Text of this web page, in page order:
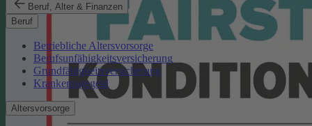
Beruf, Alter & Finanzen
Beruf
Betriebliche Altersvorsorge
Berufsunfähigkeitsversicherung
Grundfähigkeitsversicherung
Krankentagegeld
Altersvorsorge